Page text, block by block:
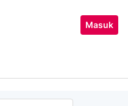
Masuk